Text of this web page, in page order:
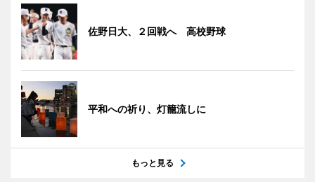
佐野日大、２回戦へ 高校野球
平和への祈り、灯籠流しに
もっと見る